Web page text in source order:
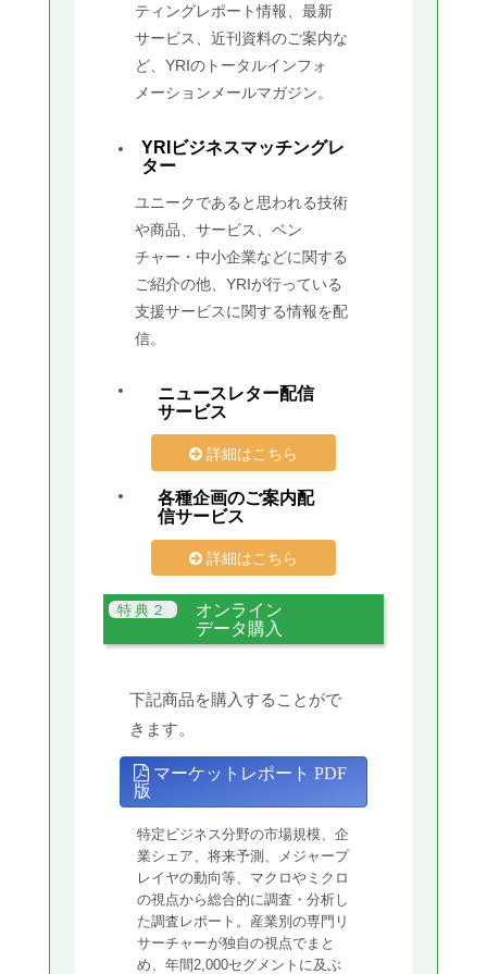
ティングレポート情報、最新
サービス、近刊資料のご案内な
ど、YRIのトータルインフォ
メーションメールマガジン。
YRIビジネスマッチングレ
ター
ユニークであると思われる技術
や商品、サービス、ベン
チャー・中小企業などに関する
ご紹介の他、YRIが行っている
支援サービスに関する情報を配
信。
ニュースレター配信
サービス
詳細はこちら
各種企画のご案内配
信サービス
詳細はこちら
オンライン
データ購入
下記商品を購入することがで
きます。
マーケットレポート PDF
版
特定ビジネス分野の市場規模、企
業シェア、将来予測、メジャープ
レイヤの動向等、マクロやミクロ
の視点から総合的に調査・分析し
た調査レポート。産業別の専門リ
サーチャーが独自の視点でまと
め、年間2,000セグメントに及ぶ